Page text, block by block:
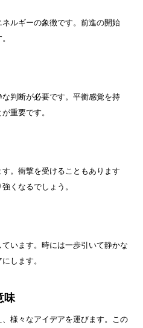
ルギーの象徴です。前進の開始
判断が必要です。平衡感覚を持
重要です。
。衝撃を受けることもあります
くなるでしょう。
います。時には一歩引いて静かな
します。
味
様々なアイデアを運びます。この